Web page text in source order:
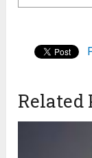
Related